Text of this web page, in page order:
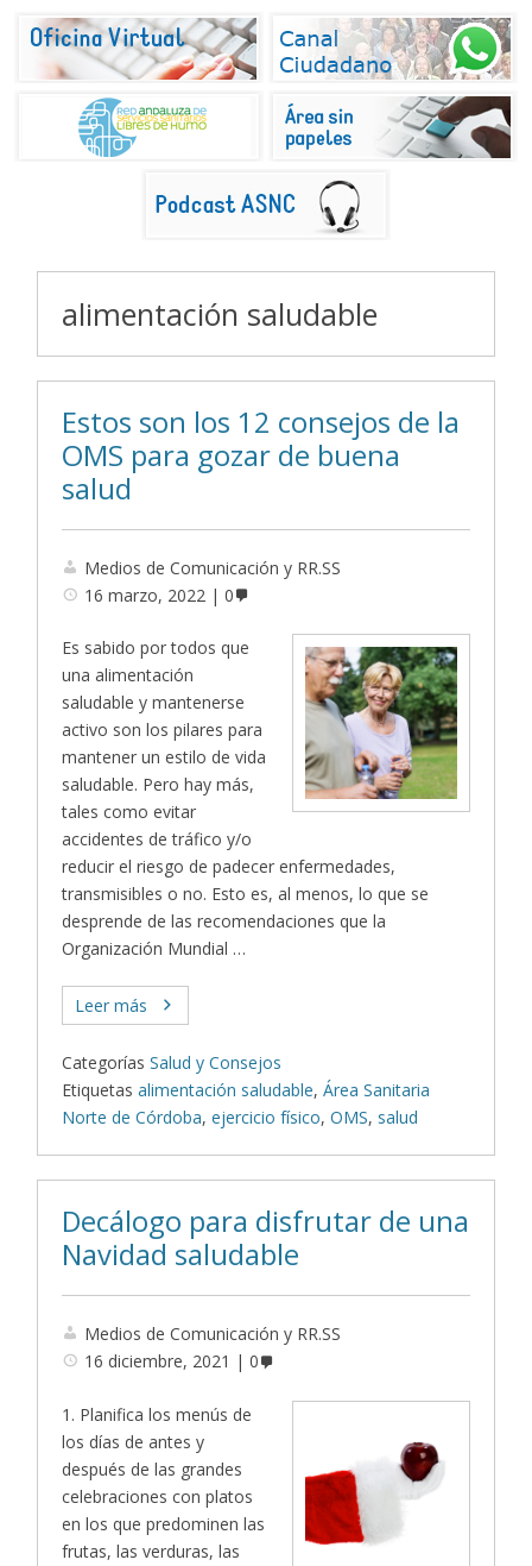
alimentación saludable
Estos son los 12 consejos de la
OMS para gozar de buena
salud
Medios de Comunicación y RR.SS
16 marzo, 2022
0
Es sabido por todos que
una alimentación
saludable y mantenerse
activo son los pilares para
mantener un estilo de vida
saludable. Pero hay más,
tales como evitar
accidentes de tráfico y/o
reducir el riesgo de padecer enfermedades,
transmisibles o no. Esto es, al menos, lo que se
desprende de las recomendaciones que la
Organización Mundial …
Leer más
Categorías Salud y Consejos
Etiquetas alimentación saludable,Área Sanitaria
Norte de Córdoba,ejercicio físico,OMS, salud
Decálogo para disfrutar de una
Navidad saludable
Medios de Comunicación y RR.SS
16 diciembre, 2021
0
1. Planifica los menús de
los días de antes y
después de las grandes
celebraciones con platos
en los que predominen las
frutas, las verduras, las